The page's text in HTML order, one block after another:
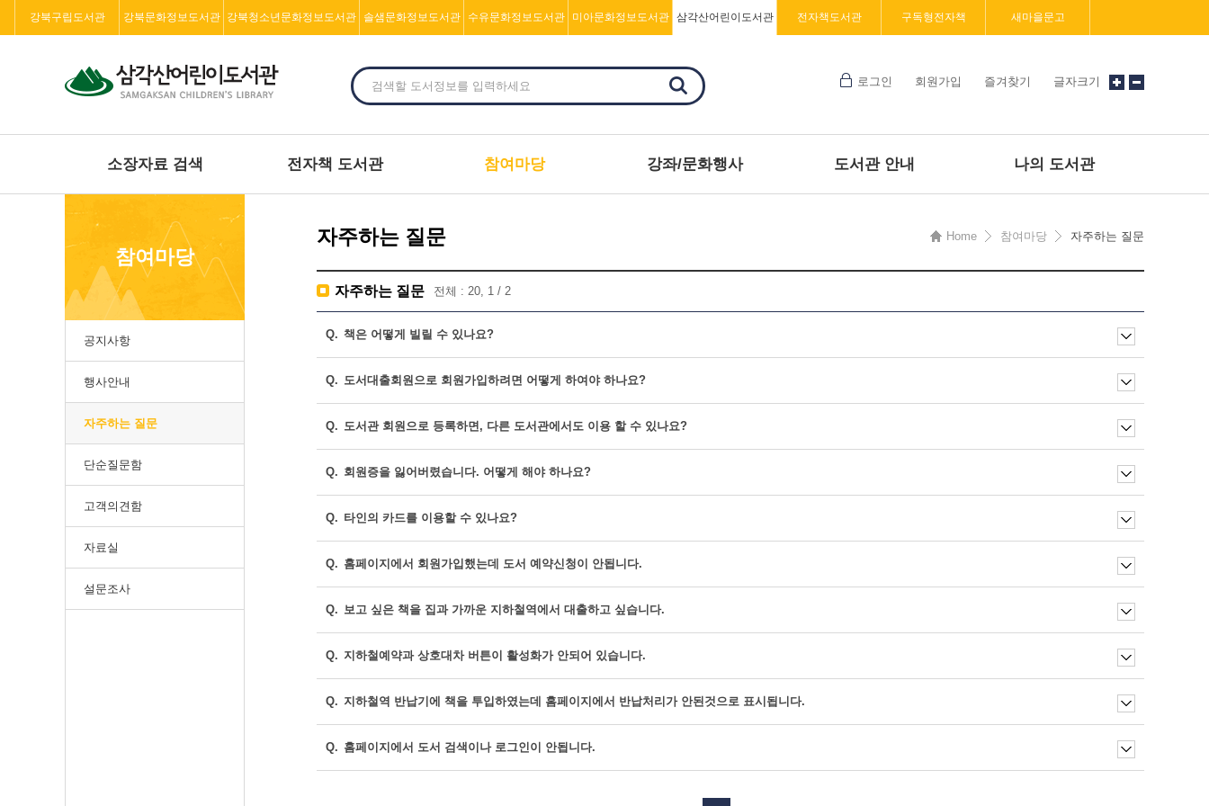
강북구립도서관 강북문화정보도서관 강북청소년문화정보도서관 솔샘문화정보도서관 수유문화정보도서관 미아문화정보도서관 삼각산어린이도서관 전자책도서관 구독형전자책 새마을문고
로그인 회원가입 즐겨찾기 글자크기
소장자료 검색 전자책 도서관 참여마당 강좌/문화행사 도서관 안내 나의 도서관
참여마당
공지사항
행사안내
자주하는 질문
단순질문함
고객의견함
자료실
설문조사
자주하는 질문 Home 참여마당 자주하는 질문
자주하는 질문 전체 : 20, 1 / 2
Q. 책은 어떻게 빌릴 수 있나요?
Q. 도서대출회원으로 회원가입하려면 어떻게 하여야 하나요?
Q. 도서관 회원으로 등록하면, 다른 도서관에서도 이용 할 수 있나요?
Q. 회원증을 잃어버렸습니다. 어떻게 해야 하나요?
Q. 타인의 카드를 이용할 수 있나요?
Q. 홈페이지에서 회원가입했는데 도서 예약신청이 안됩니다.
Q. 보고 싶은 책을 집과 가까운 지하철역에서 대출하고 싶습니다.
Q. 지하철예약과 상호대차 버튼이 활성화가 안되어 있습니다.
Q. 지하철역 반납기에 책을 투입하였는데 홈페이지에서 반납처리가 안된것으로 표시됩니다.
Q. 홈페이지에서 도서 검색이나 로그인이 안됩니다.